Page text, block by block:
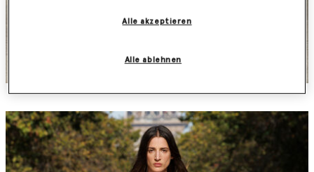
Alle ablehnen
Alle akzeptieren